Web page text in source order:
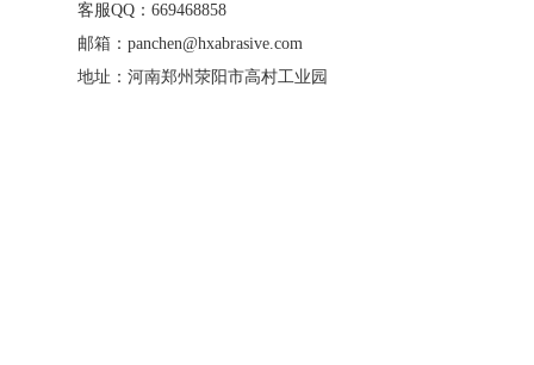
客服QQ：669468858
邮箱：panchen@hxabrasive.com
地址：河南郑州荥阳市高村工业园